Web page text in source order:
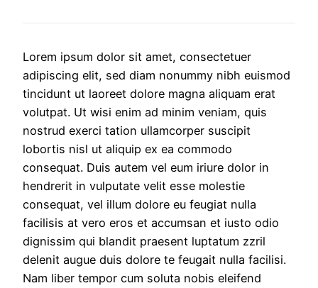
Lorem ipsum dolor sit amet, consectetuer
adipiscing elit, sed diam nonummy nibh euismod
tincidunt ut laoreet dolore magna aliquam erat
volutpat. Ut wisi enim ad minim veniam, quis
nostrud exerci tation ullamcorper suscipit
lobortis nisl ut aliquip ex ea commodo
consequat. Duis autem vel eum iriure dolor in
hendrerit in vulputate velit esse molestie
consequat, vel illum dolore eu feugiat nulla
facilisis at vero eros et accumsan et iusto odio
dignissim qui blandit praesent luptatum zzril
delenit augue duis dolore te feugait nulla facilisi.
Nam liber tempor cum soluta nobis eleifend